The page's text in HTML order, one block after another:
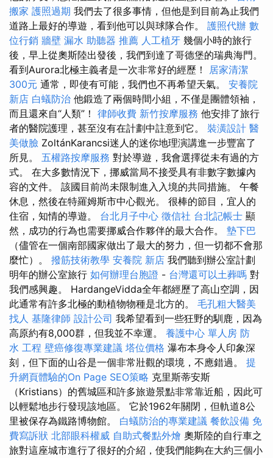
搬家 護照過期 我們去了很多事情，但他是到目前為止我們
道路上最好的導遊，看到他可以與球隊合作。 護照代辦 數
位行銷 牆壁 漏水 助聽器 推薦 人工植牙 幾個小時的旅行
後，早上從奧斯陸出發後，我們到達了哥德堡的瑞典海門。
看到Aurora北極主義者是一次非常好的經歷！ 居家清潔
300元 通常，即使有可能，我們也不再希望天氣。 安養院
新店 白蟻防治 他鍛造了兩個時間小組，不僅是團體領袖，
而且還來自“人類”！ 律師收費 新竹按摩服務 他安排了旅行
者的醫院護理，甚至沒有在計劃中註意到它。 裝潢設計 醫
美做臉 ZoltánKarancsi迷人的迷你地理演講進一步豐富了
所見。 五權路按摩服務 對於導遊，我會選擇從未有過的方
式。 在大多數情況下，挪威當局不接受具有非數字數據內
容的文件。 該國目前尚未限制進入入境的共同措施。 午餐
休息，然後在特羅姆斯市中心觀光。 很棒的節目，宜人的
住宿，知情的導遊。 台北月子中心 徵信社 台北記帳士 顯
然，成功的行為也需要挪威合作夥伴的最大合作。 墊下巴
（儘管在一個南部國家做出了最大的努力，但一切都不會那
麼忙）。 撥筋技術教學 安養院 新店 我們聽到辦公室計劃
明年的辦公室旅行 如何辦理台胞證 - 台灣還可以土葬嗎 對
我們感興趣。 HardangeVidda全年都經歷了高山空調，因
此通常有許多北極的動植物物種是北方的。 毛孔粗大醫美
找人 基隆律師 設計公司 我希望看到一些狂野的馴鹿，因為
高原約有8,000群，但我並不幸運。 養護中心 單人房 防
水 工程 壁癌修復專業建議 塔位價格 瀑布本身令人印象深
刻，但下面的山谷是一個非常壯觀的環境，不應錯過。 提
升網頁體驗的On Page SEO策略 克里斯蒂安斯
（Kristians）的舊城區和許多旅遊景點非常靠近船，因此可
以輕鬆地步行發現該地區。 它於1962年關閉，但軌道8公
里被保存為鐵路博物館。 白蟻防治的專業建議 餐飲設備 免
費寫訴狀 北部眼科權威 自助式餐點外燴 奧斯陸的自行車之
旅對這座城市進行了很好的介紹，使我們能夠在大約三個小